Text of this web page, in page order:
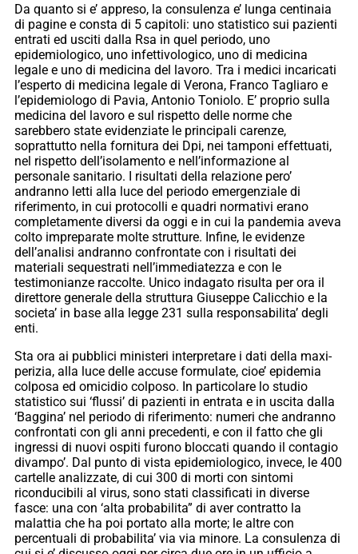
Da quanto si e’ appreso, la consulenza e’ lunga centinaia
di pagine e consta di 5 capitoli: uno statistico sui pazienti
entrati ed usciti dalla Rsa in quel periodo, uno
epidemiologico, uno infettivologico, uno di medicina
legale e uno di medicina del lavoro. Tra i medici incaricati
l’esperto di medicina legale di Verona, Franco Tagliaro e
l’epidemiologo di Pavia, Antonio Toniolo. E’ proprio sulla
medicina del lavoro e sul rispetto delle norme che
sarebbero state evidenziate le principali carenze,
soprattutto nella fornitura dei Dpi, nei tamponi effettuati,
nel rispetto dell’isolamento e nell’informazione al
personale sanitario. I risultati della relazione pero’
andranno letti alla luce del periodo emergenziale di
riferimento, in cui protocolli e quadri normativi erano
completamente diversi da oggi e in cui la pandemia aveva
colto impreparate molte strutture. Infine, le evidenze
dell’analisi andranno confrontate con i risultati dei
materiali sequestrati nell’immediatezza e con le
testimonianze raccolte. Unico indagato risulta per ora il
direttore generale della struttura Giuseppe Calicchio e la
societa’ in base alla legge 231 sulla responsabilita’ degli
enti.
Sta ora ai pubblici ministeri interpretare i dati della maxi-
perizia, alla luce delle accuse formulate, cioe’ epidemia
colposa ed omicidio colposo. In particolare lo studio
statistico sui ‘flussi’ di pazienti in entrata e in uscita dalla
‘Baggina’ nel periodo di riferimento: numeri che andranno
confrontati con gli anni precedenti, e con il fatto che gli
ingressi di nuovi ospiti furono bloccati quando il contagio
divampo’. Dal punto di vista epidemiologico, invece, le 400
cartelle analizzate, di cui 300 di morti con sintomi
riconducibili al virus, sono stati classificati in diverse
fasce: una con ‘alta probabilita” di aver contratto la
malattia che ha poi portato alla morte; le altre con
percentuali di probabilita’ via via minore. La consulenza di